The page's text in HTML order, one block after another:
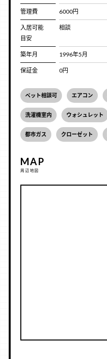
管理費 6000円
入居可能
目安
相談
築年月 1996年5月
保証金 0円
ペット相談可 エアコン
洗濯機室内 ウォシュレット
都市ガス クローゼット
MAP
周辺地図